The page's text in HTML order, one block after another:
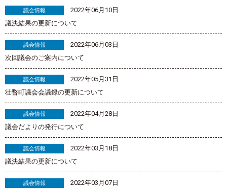
議会情報
2022年06月10日
議決結果の更新について
議会情報
2022年06月03日
次回議会のご案内について
議会情報
2022年05月31日
壮瞥町議会会議録の更新について
議会情報
2022年04月28日
議会だよりの発行について
議会情報
2022年03月18日
議決結果の更新について
議会情報
2022年03月07日